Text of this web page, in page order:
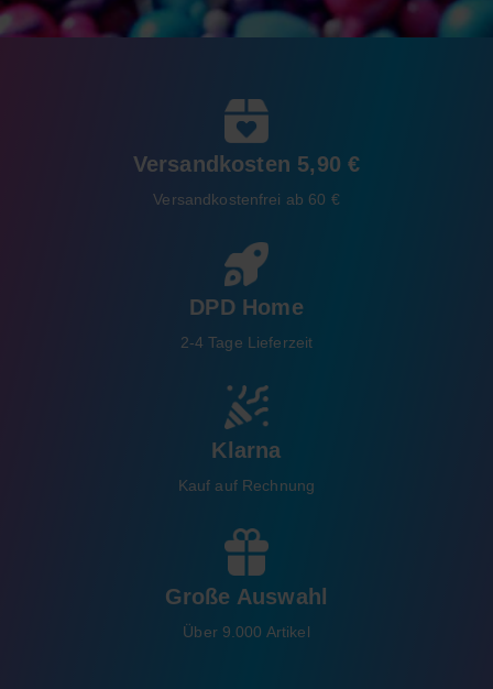
Versandkosten 5,90 €
Versandkostenfrei ab 60 €
DPD Home
2-4 Tage Lieferzeit
Klarna
Kauf auf Rechnung
Große Auswahl
Über 9.000 Artikel